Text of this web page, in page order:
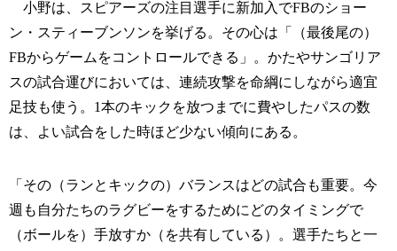
小野は、スピアーズの注目選手に新加入でFBのショー
ン・スティーブンソンを挙げる。その心は「（最後尾の）
FBからゲームをコントロールできる」。かたやサンゴリア
スの試合運びにおいては、連続攻撃を命綱にしながら適宜
足技も使う。1本のキックを放つまでに費やしたパスの数
は、よい試合をした時ほど少ない傾向にある。
「その（ランとキックの）バランスはどの試合も重要。今
週も自分たちのラグビーをするためにどのタイミングで
（ボールを）手放すか（を共有している）。選手たちと一